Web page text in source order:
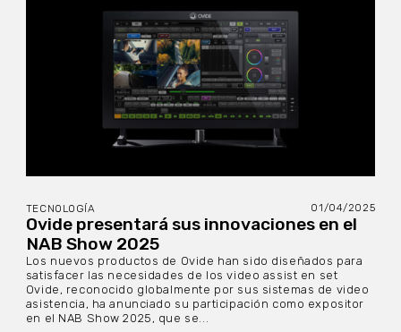
TECNOLOGÍA 01/04/2025
Ovide presentará sus innovaciones en el
NAB Show 2025
Los nuevos productos de Ovide han sido diseñados para
satisfacer las necesidades de los video assist en set
Ovide, reconocido globalmente por sus sistemas de video
asistencia, ha anunciado su participación como expositor
en el NAB Show 2025, que se...